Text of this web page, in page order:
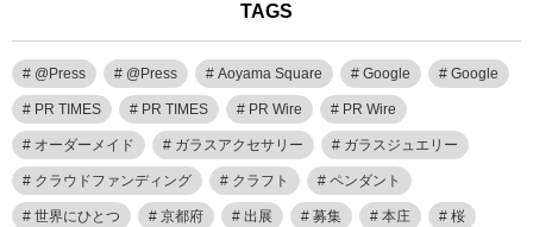
TAGS
@Press @Press Aoyama Square Google Google
PR TIMES PR TIMES PR Wire PR Wire
オーダーメイド ガラスアクセサリー ガラスジュエリー
クラウドファンディング クラフト ペンダント
世界にひとつ 京都府 出展 募集 本庄 桜